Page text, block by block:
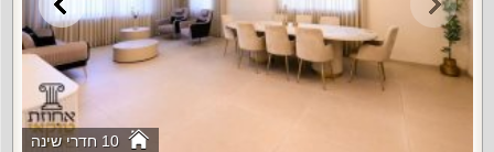
10 חדרי שינה